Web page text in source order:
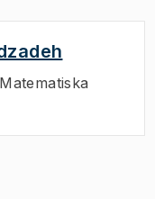
Matematiska